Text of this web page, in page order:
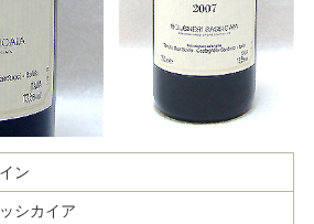
ン
シカイア